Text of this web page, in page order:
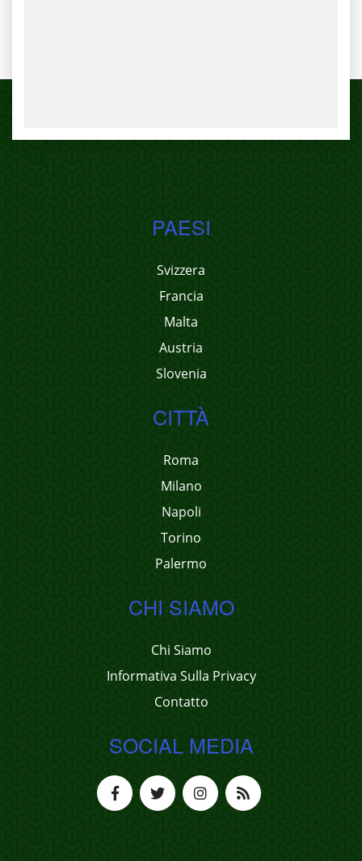
PAESI
Svizzera
Francia
Malta
Austria
Slovenia
CITTÀ
Roma
Milano
Napoli
Torino
Palermo
CHI SIAMO
Chi Siamo
Informativa Sulla Privacy
Contatto
SOCIAL MEDIA